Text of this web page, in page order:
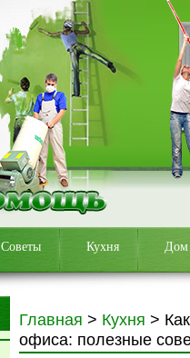
Советы Кухня Дом
Главная > Кухня >
офиса: полезные